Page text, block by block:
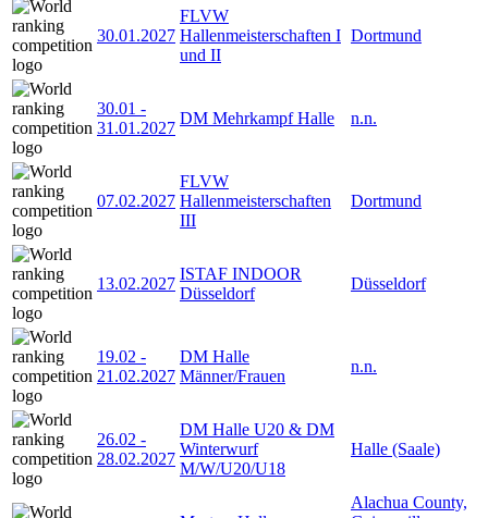
30.01.2027
FLVW
Hallenmeisterschaften I
und II
Dortmund
30.01 -
31.01.2027
DM Mehrkampf Halle n.n.
07.02.2027
FLVW
Hallenmeisterschaften
III
Dortmund
13.02.2027
ISTAF INDOOR
Düsseldorf
Düsseldorf
19.02 -
21.02.2027
DM Halle
Männer/Frauen
n.n.
26.02 -
28.02.2027
DM Halle U20 & DM
Winterwurf
M/W/U20/U18
Halle (Saale)
Alachua County,